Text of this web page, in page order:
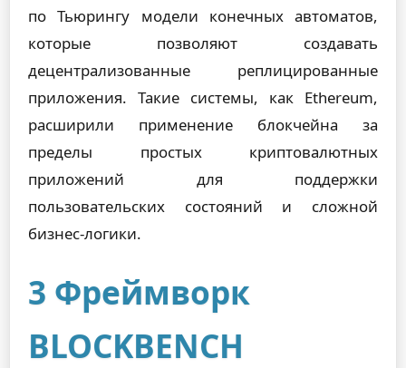
по Тьюрингу модели конечных автоматов,
которые позволяют создавать
децентрализованные реплицированные
приложения. Такие системы, как Ethereum,
расширили применение блокчейна за
пределы простых криптовалютных
приложений для поддержки
пользовательских состояний и сложной
бизнес-логики.
3 Фреймворк
BLOCKBENCH